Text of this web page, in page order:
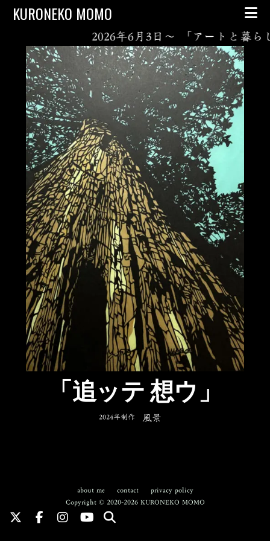
KURONEKO MOMO
「追ッテ 想ウ」
2024年制作 風景
2026年6月3日～ 「アートと暮ら
about me contact
privacy policy
Copyright © 2020-2026 KURONEKO MOMO